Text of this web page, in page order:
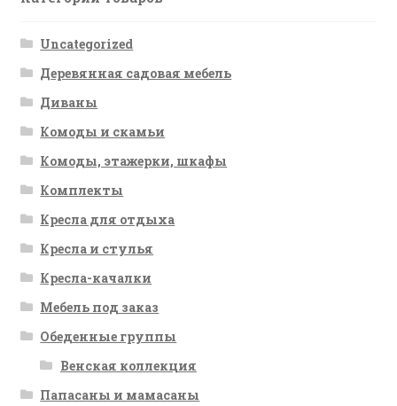
Uncategorized
Деревянная садовая мебель
Диваны
Комоды и скамьи
Комоды, этажерки, шкафы
Комплекты
Кресла для отдыха
Кресла и стулья
Кресла-качалки
Мебель под заказ
Обеденные группы
Венская коллекция
Папасаны и мамасаны